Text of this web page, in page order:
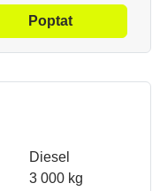
Poptat
Diesel
3 000 kg